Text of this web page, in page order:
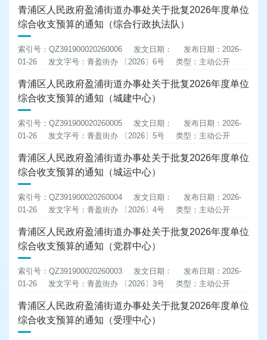
青浦区人民政府盈浦街道办事处关于批复2026年度单位
综合收支预算的通知（综合行政执法队）
索引号：QZ391900020260006 发文日期：
发布日期：2026-
01-26
发文字号：青盈街办 〔2026〕6号 类型：主动公开
青浦区人民政府盈浦街道办事处关于批复2026年度单位
综合收支预算的通知（城建中心）
索引号：QZ391900020260005 发文日期：
发布日期：2026-
01-26
发文字号：青盈街办 〔2026〕5号 类型：主动公开
青浦区人民政府盈浦街道办事处关于批复2026年度单位
综合收支预算的通知（城运中心）
索引号：QZ391900020260004 发文日期：
发布日期：2026-
01-26
发文字号：青盈街办 〔2026〕4号 类型：主动公开
青浦区人民政府盈浦街道办事处关于批复2026年度单位
综合收支预算的通知（党群中心）
索引号：QZ391900020260003 发文日期：
发布日期：2026-
01-26
发文字号：青盈街办 〔2026〕3号 类型：主动公开
青浦区人民政府盈浦街道办事处关于批复2026年度单位
综合收支预算的通知（受理中心）